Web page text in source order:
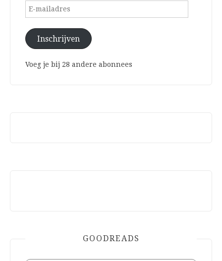
E-
Inschrijven
Voeg je bij 28 andere abonnees
GOODREADS